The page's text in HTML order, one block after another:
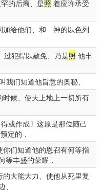
的后裔、是照 着应许承受
加给他们、和 神的以色列
过犯得以赦免、乃是照 他丰
我们知道他旨意的奥秘、
候、使天上地上一切所有
或作成〕这原是那位随己
定的．
你们知道他的恩召有何等指
等丰盛的荣耀．
大能大力、使他从死里复